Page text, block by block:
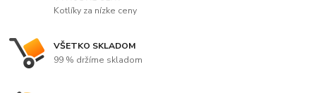
Kotlíky za nízke ceny
VŠETKO SKLADOM
99 % držíme skladom